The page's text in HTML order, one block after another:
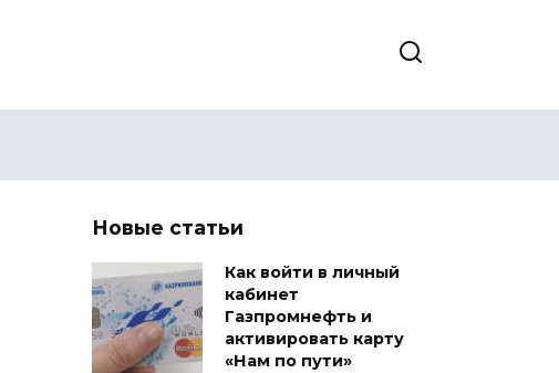
Новые статьи
Как войти в личный
кабинет
Газпромнефть и
активировать карту
«Нам по пути»